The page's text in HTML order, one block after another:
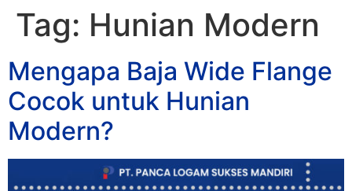
Tag: Hunian Modern
Mengapa Baja Wide Flange
Cocok untuk Hunian
Modern?